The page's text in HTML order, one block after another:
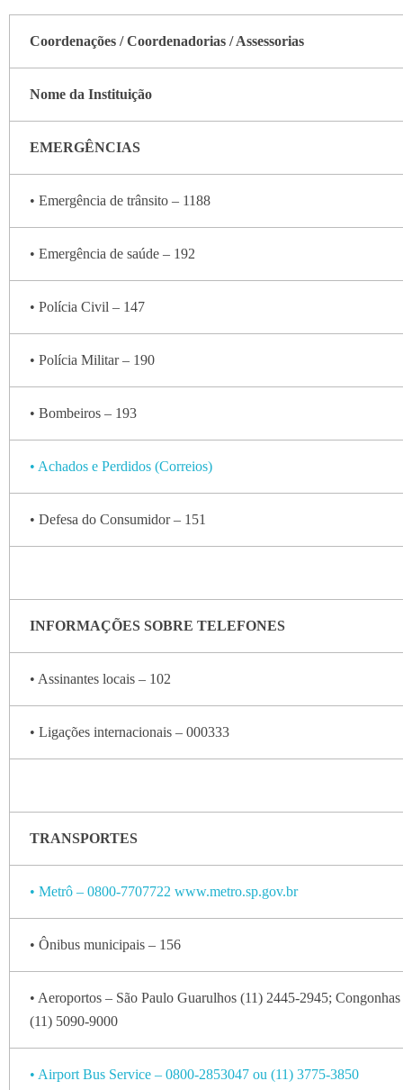
Coordenações / Coordenadorias / Assessorias
Nome da Instituição
EMERGÊNCIAS
• Emergência de trânsito – 1188
• Emergência de saúde – 192
• Polícia Civil – 147
• Polícia Militar – 190
• Bombeiros – 193
• Achados e Perdidos (Correios)
• Defesa do Consumidor – 151
INFORMAÇÕES SOBRE TELEFONES
• Assinantes locais – 102
• Ligações internacionais – 000333
TRANSPORTES
• Metrô – 0800-7707722 www.metro.sp.gov.br
• Ônibus municipais – 156
• Aeroportos – São Paulo Guarulhos (11) 2445-2945; Congonhas
(11) 5090-9000
• Airport Bus Service – 0800-2853047 ou (11) 3775-3850